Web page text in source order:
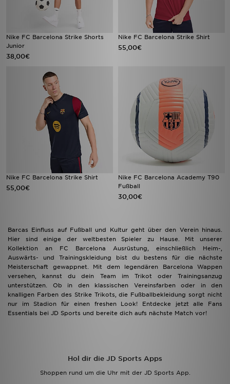
Nike FC Barcelona Strike Shorts
Junior
38,00€
Nike FC Barcelona Strike Shirt
55,00€
Nike FC Barcelona Strike Shirt
55,00€
Nike FC Barcelona Academy T90
Fußball
30,00€
Barcas Einfluss auf Fußball und Kultur geht über den Verein hinaus.
Hier sind einige der weltbesten Spieler zu Hause. Mit unserer
Kollektion an FC Barcelona Ausrüstung, einschließlich Heim-,
Auswärts- und Trainingskleidung bist du bestens für die nächste
Meisterschaft gewappnet. Mit dem legendären Barcelona Wappen
versehen, kannst du dein Team im Trikot oder Trainingsanzug
unterstützen. Ob in den klassischen Vereinsfarben oder in den
knalligen Farben des Strike Trikots, die Fußballbekleidung sorgt nicht
nur im Stadion für einen freshen Look! Entdecke jetzt alle Fans
Essentials bei JD Sports und bereite dich aufs nächste Match vor!
Hol dir die JD Sports Apps
Shoppen rund um die Uhr mit der JD Sports App.